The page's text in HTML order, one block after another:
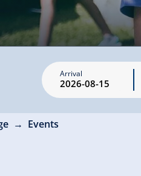
Arrival
Events